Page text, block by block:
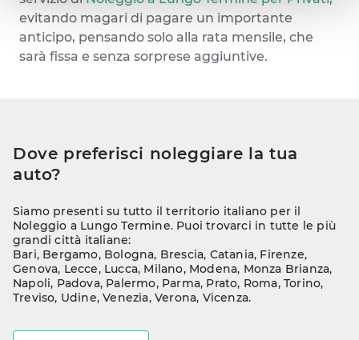
evitando magari di pagare un importante
anticipo, pensando solo alla rata mensile, che
sarà fissa e senza sorprese aggiuntive.
Dove preferisci noleggiare la tua
auto?
Siamo presenti su tutto il territorio italiano per il
Noleggio a Lungo Termine. Puoi trovarci in tutte le più
grandi città italiane:
Bari, Bergamo, Bologna, Brescia, Catania, Firenze
Genova, Lecce, Lucca, Milano, Modena, Monza Brianza
Napoli, Padova, Palermo, Parma, Prato, Roma, Torino
Treviso, Udine, Venezia, Verona, Vicenza.